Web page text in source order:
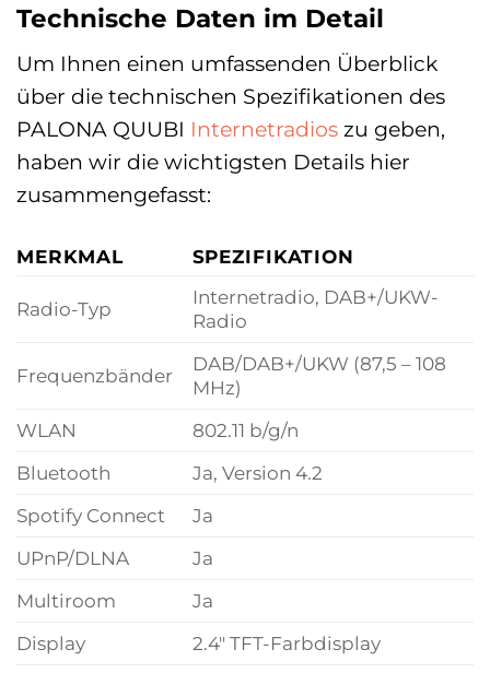
Technische Daten im Detail
Um Ihnen einen umfassenden Überblick
über die technischen Spezifikationen des
PALONA QUUBI Internetradios zu geben,
haben wir die wichtigsten Details hier
zusammengefasst:
MERKMAL SPEZIFIKATION
Radio-Typ
Internetradio, DAB+/UKW-
Radio
Frequenzbänder
DAB/DAB+/UKW (87,5 – 108
MHz)
WLAN
802.11 b/g/n
Bluetooth
Ja, Version 4.2
Spotify Connect
Ja
UPnP/DLNA
Ja
Multiroom
Ja
Display
2.4″ TFT-Farbdisplay